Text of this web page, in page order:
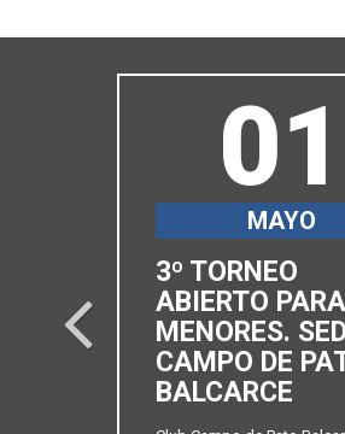
01
MAYO
3º TORNEO
ABIERTO PARA
MENORES.
CAMPO DE
BALCARCE